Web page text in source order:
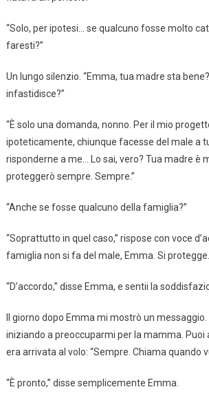
“Solo, per ipotesi… se qualcuno fosse molto
faresti?”
Un lungo silenzio. “Emma, tua madre sta
infastidisce?”
“È solo una domanda, nonno. Per il mio
ipoteticamente, chiunque facesse del male a
risponderne a me… Lo sai, vero? Tua madre è
proteggerò sempre. Sempre.”
“Anche se fosse qualcuno della famiglia?”
“Soprattutto in quel caso,” rispose con voce
famiglia non si fa del male, Emma. Si
“D’accordo,” disse Emma, e sentii la
Il giorno dopo Emma mi mostrò un
iniziando a preoccuparmi per la mamma. Puoi
era arrivata al volo: “Sempre. Chiama quando
“È pronto,” disse semplicemente Emma.